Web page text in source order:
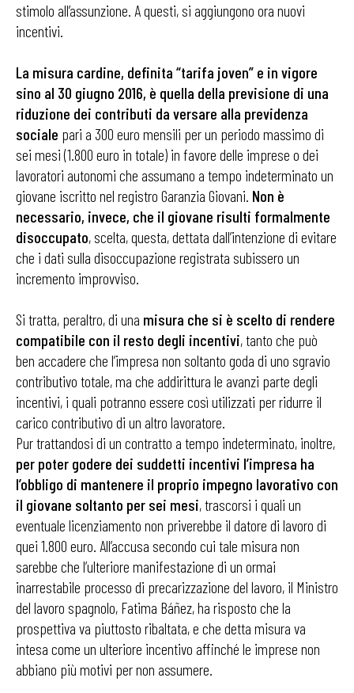
stimolo all’assunzione. A questi, si aggiungono ora nuovi
incentivi.
La misura cardine, definita “tarifa joven” e in vigore
sino al 30 giugno 2016, è quella della previsione di una
riduzione dei contributi da versare alla previdenza
sociale pari a 300 euro mensili per un periodo massimo di
sei mesi (1.800 euro in totale) in favore delle imprese o dei
lavoratori autonomi che assumano a tempo indeterminato un
giovane iscritto nel registro Garanzia Giovani. Non è
necessario, invece, che il giovane risulti formalmente
disoccupato, scelta, questa, dettata dall’intenzione di evitare
che i dati sulla disoccupazione registrata subissero un
incremento improvviso.
Si tratta, peraltro, di una misura che si è scelto di rendere
compatibile con il resto degli incentivi, tanto che può
ben accadere che l’impresa non soltanto goda di uno sgravio
contributivo totale, ma che addirittura le avanzi parte degli
incentivi, i quali potranno essere così utilizzati per ridurre il
carico contributivo di un altro lavoratore.
Pur trattandosi di un contratto a tempo indeterminato, inoltre,
per poter godere dei suddetti incentivi l’impresa ha
l’obbligo di mantenere il proprio impegno lavorativo con
il giovane soltanto per sei mesi, trascorsi i quali un
eventuale licenziamento non priverebbe il datore di lavoro di
quei 1.800 euro. All’accusa secondo cui tale misura non
sarebbe che l’ulteriore manifestazione di un ormai
inarrestabile processo di precarizzazione del lavoro, il Ministro
del lavoro spagnolo, Fatima Báñez, ha risposto che la
prospettiva va piuttosto ribaltata, e che detta misura va
intesa come un ulteriore incentivo affinché le imprese non
abbiano più motivi per non assumere.